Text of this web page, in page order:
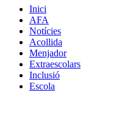
Inici
AFA
Notícies
Acollida
Menjador
Extraescolars
Inclusió
Escola